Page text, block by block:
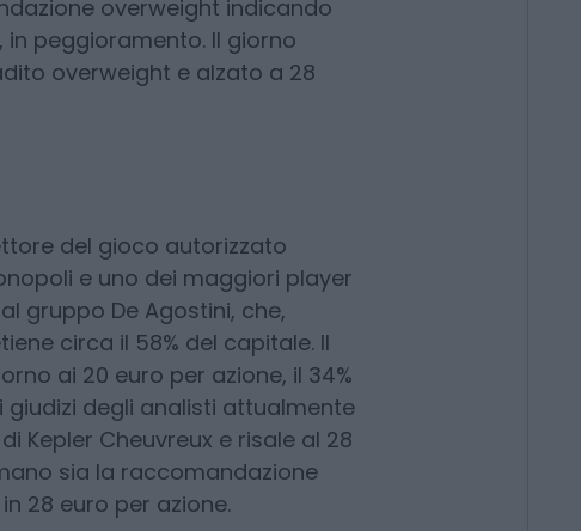
da parte di Barclays che il
il prezzo obiettivo, fissandolo
gli analisti di JP Morgan
overweight indicando
overweight e alzato a 28
del gioco autorizzato
e uno dei maggiori player
gruppo De Agostini, che,
circa il 58% del capitale. Il
ai 20 euro per azione, il 34%
degli analisti attualmente